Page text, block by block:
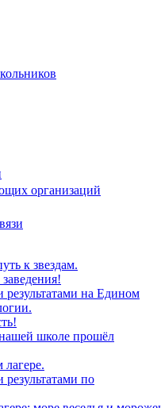
организаций
к звездам.
на Едином
школе прошёл
по